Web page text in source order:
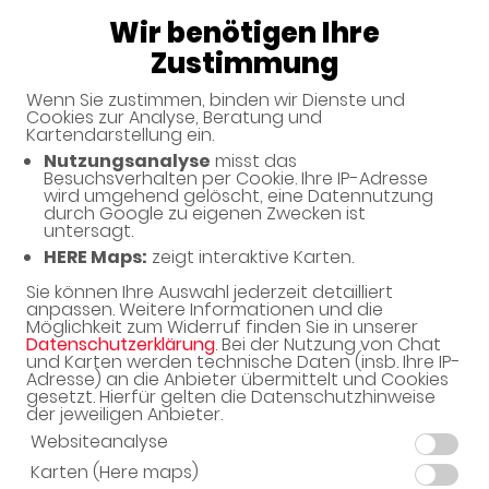
Wir benötigen Ihre
Zustimmung
Wenn Sie zustimmen, binden wir Dienste und
Cookies zur Analyse, Beratung und
Kartendarstellung ein.
Nutzungsanalyse misst das
Besuchsverhalten per Cookie. Ihre IP-Adresse
wird umgehend gelöscht, eine Datennutzung
durch Google zu eigenen Zwecken ist
untersagt.
HERE Maps: zeigt interaktive Karten.
Sie können Ihre Auswahl jederzeit detailliert
anpassen. Weitere Informationen und die
Möglichkeit zum Widerruf finden Sie in unserer
Datenschutzerklärung. Bei der Nutzung von Chat
und Karten werden technische Daten (insb. Ihre IP-
Adresse) an die Anbieter übermittelt und Cookies
gesetzt. Hierfür gelten die Datenschutzhinweise
der jeweiligen Anbieter.
Websiteanalyse
Karten (Here maps)
Apotheke am Brand
Willkommen in Ihrer Apotheke
Ihre Gesundheitsberatung vor Ort
Adresse
Am Brand 28
55116 Mainz